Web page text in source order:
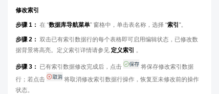
修改索引
步骤 1： 在 “数据库导航菜单” 窗格中，单击表名称，选择 “索引 "。
步骤 2： 双击已有索引数据行的每个表格即可启用编辑状态，已修改数
据背景将高亮。定义索引详情请参见 定义索引 。
步骤 3： 已有索引数据修改完成后，点击
将保存修改索引数据
行；若点击
将取消修改索引数据行操作，恢复至未修改前的操作
状态。